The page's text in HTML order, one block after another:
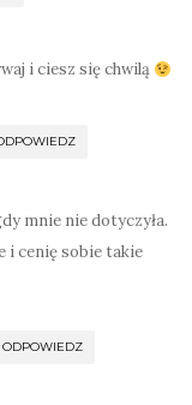
i ciesz się chwilą
mnie nie dotyczyła.
i cenię sobie takie
ODPOWIEDZ